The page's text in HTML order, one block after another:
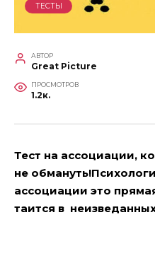
ТЕСТЫ
АВТОР
Great Picture
ПРОСМОТРОВ
1.2к.
Тест на ассоциации,
не
ассоциации это
таится в